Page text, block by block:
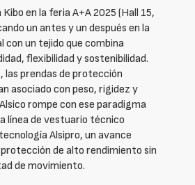
en la feria A+A 2025 (Hall 15,
un antes y un después en la
con un tejido que combina
flexibilidad y sostenibilidad.
las prendas de protección
asociado con peso, rigidez y
rompe con ese paradigma
línea de vestuario técnico
Alsipro, un avance
de alto rendimiento sin
de movimiento.